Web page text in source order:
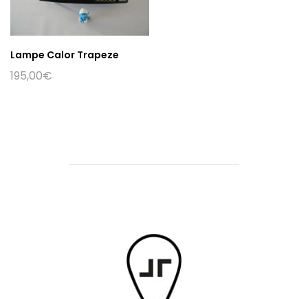
Lampe Calor Trapeze
195,00€